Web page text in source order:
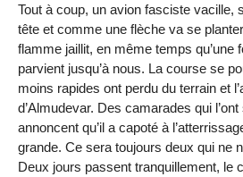
Tout à coup, un avion fasciste vacille,
tête et comme une flèche va se
flamme jaillit, en même temps qu’une
parvient jusqu’à nous. La course se
moins rapides ont perdu du terrain et
d’Almudevar. Des camarades qui
annoncent qu’il a capoté à
grande. Ce sera toujours deux qui ne
Deux jours passent tranquillement, le